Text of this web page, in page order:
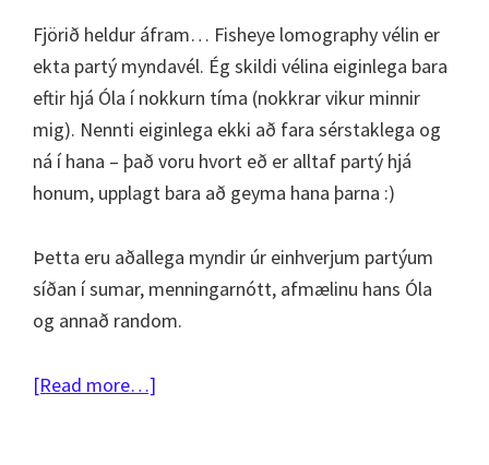
Fjörið heldur áfram… Fisheye lomography vélin er
ekta partý myndavél. Ég skildi vélina eiginlega bara
eftir hjá Óla í nokkurn tíma (nokkrar vikur minnir
mig). Nennti eiginlega ekki að fara sérstaklega og
ná í hana – það voru hvort eð er alltaf partý hjá
honum, upplagt bara að geyma hana þarna :)
Þetta eru aðallega myndir úr einhverjum partýum
síðan í sumar, menningarnótt, afmælinu hans Óla
og annað random.
[Read more…]